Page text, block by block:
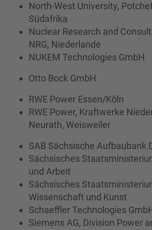
North-West University,
Südafrika
Nuclear Research and
NRG, Niederlande
NUKEM Technologies GmbH
Otto Bock GmbH
RWE Power Essen/Köln
RWE Power, Kraftwerke
Neurath, Weisweiler
SAB Sächsische Aufbaubank
Sächsisches
und Arbeit
Sächsisches
Wissenschaft und Kunst
Schaeffler Technologies
Siemens AG, Division Power